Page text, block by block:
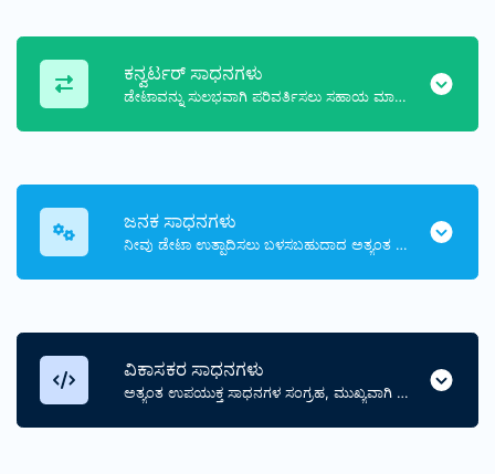
ಕನ್ವರ್ಟರ್ ಸಾಧನಗಳು
ಡೇಟಾವನ್ನು ಸುಲಭವಾಗಿ ಪರಿವರ್ತಿಸಲು ಸಹಾಯ ಮಾಡುವ ಸಾಧನಗಳ ಸಂಗ್ರಹ.
ಜನಕ ಸಾಧನಗಳು
ನೀವು ಡೇಟಾ ಉತ್ಪಾದಿಸಲು ಬಳಸಬಹುದಾದ ಅತ್ಯಂತ ಉಪಯುಕ್ತ ಜನರೇಟರ್ ಸಾಧನಗಳ ಸಂಗ್ರಹ.
ವಿಕಾಸಕರ ಸಾಧನಗಳು
ಅತ್ಯಂತ ಉಪಯುಕ್ತ ಸಾಧನಗಳ ಸಂಗ್ರಹ, ಮುಖ್ಯವಾಗಿ ಅಭಿವೃದ್ಧಿಪಡಕರಿಗಾಗಿ ಮತ್ತು ಮಾತ್ರ ಅಲ್ಲ.